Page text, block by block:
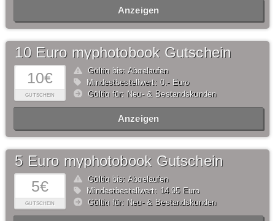
Anzeigen
10€
GUTSCHEIN
10 Euro myphotobook Gutschein
Gültig bis: Abgelaufen
Mindestbestellwert: 0,- Euro
Gültig für: Neu- & Bestandskunden
Anzeigen
5€
GUTSCHEIN
5 Euro myphotobook Gutschein
Gültig bis: Abgelaufen
Mindestbestellwert: 14,95 Euro
Gültig für: Neu- & Bestandskunden